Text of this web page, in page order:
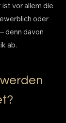
vor allem die
oder
denn davon
ab.